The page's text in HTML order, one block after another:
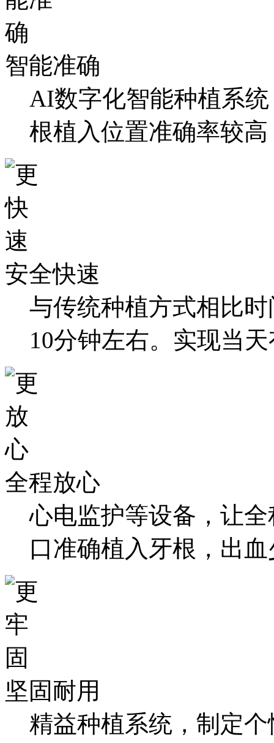
智能准确
AI数字化智能种植系
根植入位置准确率较高
安全快速
与传统种植方式相比
10分钟左右。实现当
全程放心
心电监护等设备，让
口准确植入牙根，出
坚固耐用
精益种植系统，制定